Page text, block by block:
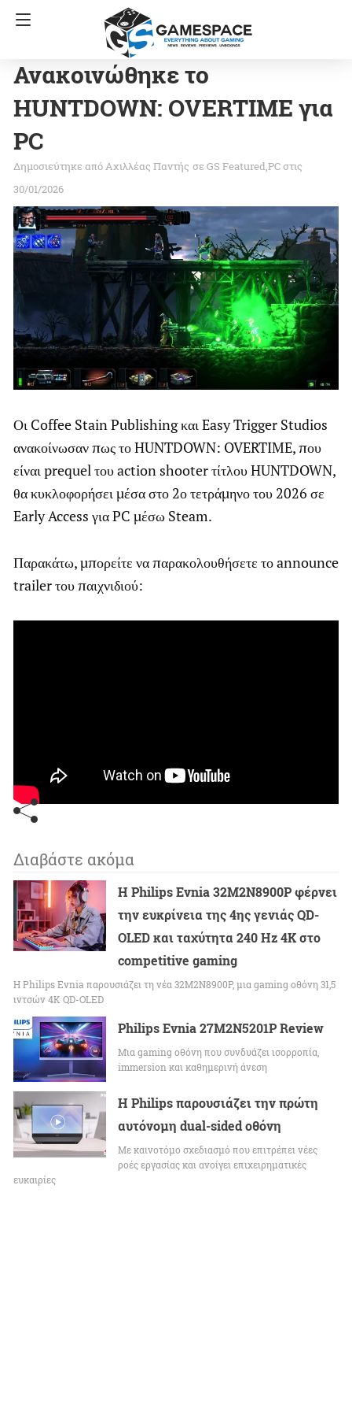
Ανακοινώθηκε το
HUNTDOWN: OVERTIME για
PC
Αχιλλέας Παντής σε GS FeaturedPCστις
30/01/2026
Οι Coffee Stain Publishing και Easy Trigger Studios
ανακοίνωσαν πως το HUNTDOWN: OVERTIME, που
είναι prequel του action shooter τίτλου HUNTDOWN,
θα κυκλοφορήσει μέσα στο 2ο τετράμηνο του 2026 σε
Early Access για PC μέσω Steam.
Παρακάτω, μπορείτε να παρακολουθήσετε το announce
trailer του παιχνιδιού:
Διαβάστε ακόμα
Η Philips Evnia 32M2N8900P φέρνει
την ευκρίνεια της 4ης γενιάς QD-
OLED και ταχύτητα 240 Hz 4K στο
competitive gaming
Η Philips Evnia παρουσιάζει τη νέα 32M2N8900P, μια gaming οθόνη 31,5
ιντσών 4K QD-OLED
Philips Evnia 27M2N5201P Review
Μια gaming οθόνη που συνδυάζει ισορροπία,
immersion και καθημερινή άνεση
Η Philips παρουσιάζει την πρώτη
αυτόνομη dual-sided οθόνη
Με καινοτόμο σχεδιασμό που επιτρέπει νέες
ροές εργασίας και ανοίγει επιχειρηματικές
ευκαιρίες